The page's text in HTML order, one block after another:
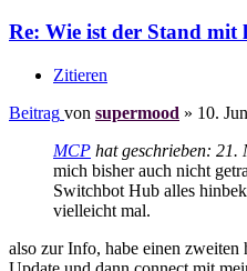
Re: Wie ist der Stand mit
Zitieren
Beitrag von supermood » 10.
MCP hat geschrieben: 21.
mich bisher auch nicht
Switchbot Hub alles
vielleicht mal.
also zur Info, habe einen